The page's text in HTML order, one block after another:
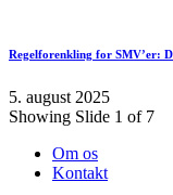
Regelforenkling for SMV’er:
5. august 2025
Showing Slide 1 of 7
Om os
Kontakt